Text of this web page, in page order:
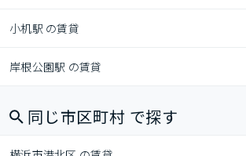
小机駅 の賃貸
岸根公園駅 の賃貸
同じ市区町村 で探す